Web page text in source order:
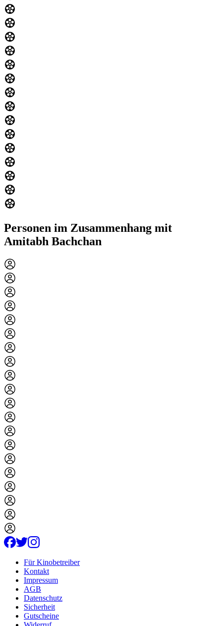
Personen im Zusammenhang mit
Amitabh Bachchan
Für Kinobetreiber
Kontakt
Impressum
AGB
Datenschutz
Sicherheit
Gutscheine